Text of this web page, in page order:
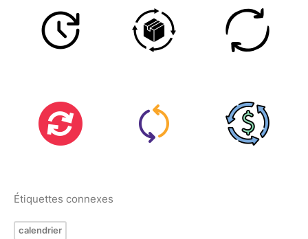
Étiquettes connexes
calendrier